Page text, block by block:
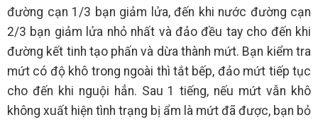
đường cạn 1/3 bạn giảm lửa, đến khi nước đường cạn
2/3 bạn giảm lửa nhỏ nhất và đảo đều tay cho đến khi
đường kết tinh tạo phấn và dừa thành mứt. Bạn kiểm tra
mứt có độ khô trong ngoài thì tắt bếp, đảo mứt tiếp tục
cho đến khi nguội hẳn. Sau 1 tiếng, nếu mứt vẫn khô
không xuất hiện tình trạng bị ẩm là mứt đã được, bạn bỏ